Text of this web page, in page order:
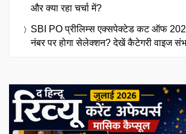
और क्या रहा चर्चा में?
SBI PO प्रीलिम्स एक्सपेक्टेड कट ऑफ
नंबर पर होगा सेलेक्शन? देखें कैटेगरी वाइज